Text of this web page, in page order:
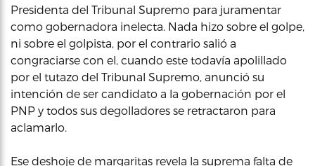
Presidenta del Tribunal Supremo para juramentar
como gobernadora inelecta. Nada hizo sobre el golpe,
ni sobre el golpista, por el contrario salió a
congraciarse con el, cuando este todavía apolillado
por el tutazo del Tribunal Supremo, anunció su
intención de ser candidato a la gobernación por el
PNP y todos sus degolladores se retractaron para
aclamarlo.
Ese deshoje de margaritas revela la suprema falta de